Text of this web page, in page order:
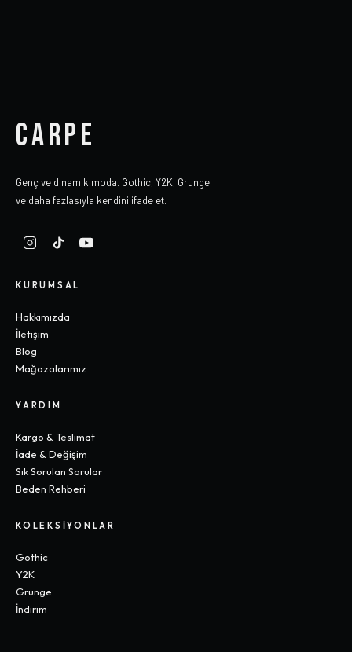
CARPE
Genç ve dinamik moda. Gothic, Y2K, Grunge
ve daha fazlasıyla kendini ifade et.
KURUMSAL
Hakkımızda
İletişim
Blog
Mağazalarımız
YARDIM
Kargo & Teslimat
İade & Değişim
Sık Sorulan Sorular
Beden Rehberi
KOLEKSIYONLAR
Gothic
Y2K
Grunge
İndirim